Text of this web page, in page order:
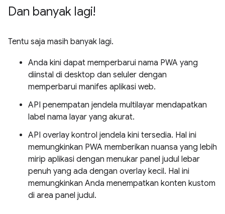
Dan banyak lagi!
Tentu saja masih banyak lagi.
Anda kini dapat memperbarui nama PWA yang
diinstal di desktop dan seluler dengan
memperbarui manifes aplikasi web.
API penempatan jendela multilayar mendapatkan
label nama layar yang akurat.
API overlay kontrol jendela kini tersedia. Hal ini
memungkinkan PWA memberikan nuansa yang lebih
mirip aplikasi dengan menukar panel judul lebar
penuh yang ada dengan overlay kecil. Hal ini
memungkinkan Anda menempatkan konten kustom
di area panel judul.